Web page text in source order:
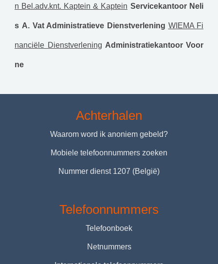
n Bel.adv.knt. Kaptein & Kaptein Servicekantoor Neli
s A. Vat Administratieve Dienstverlening WIEMA Fi
nanciële Dienstverlening Administratiekantoor Voor
ne
Achterhalen
Waarom word ik anoniem gebeld?
Mobiele telefoonnummers zoeken
Nummer dienst 1207 (België)
Telefoonnummers
Telefoonboek
Netnummers